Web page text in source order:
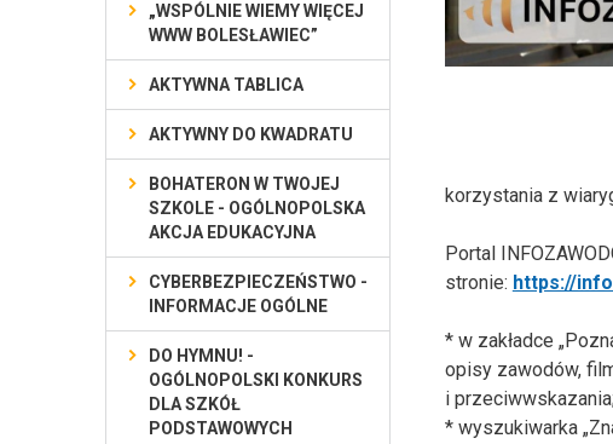
korzystania z
Portal
stronie: https://
* w zakładce
opisy zawodów,
i
* wyszukiwarka
„WSPÓLNIE WIEMY WIĘCEJ
WWW BOLESŁAWIEC”
AKTYWNA TABLICA
AKTYWNY DO KWADRATU
BOHATERON W TWOJEJ
SZKOLE - OGÓLNOPOLSKA
AKCJA EDUKACYJNA
CYBERBEZPIECZEŃSTWO -
INFORMACJE OGÓLNE
DO HYMNU! -
OGÓLNOPOLSKI KONKURS
DLA SZKÓŁ
PODSTAWOWYCH